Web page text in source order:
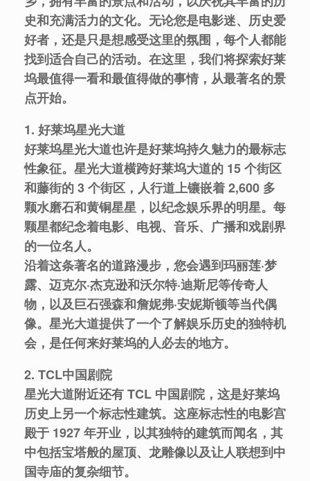
史和充满活力的文化。无论您是电影迷、历史爱
好者，还是只是想感受这里的氛围，每个人都能
找到适合自己的活动。在这里，我们将探索好莱
坞最值得一看和最值得做的事情，从最著名的景
点开始。
1. 好莱坞星光大道
好莱坞星光大道也许是好莱坞持久魅力的最标志
性象征。星光大道横跨好莱坞大道的 15 个街区
和藤街的 3 个街区，人行道上镶嵌着 2,600 多
颗水磨石和黄铜星星，以纪念娱乐界的明星。每
颗星都纪念着电影、电视、音乐、广播和戏剧界
的一位名人。
沿着这条著名的道路漫步，您会遇到玛丽莲·梦
露、迈克尔·杰克逊和沃尔特·迪斯尼等传奇人
物，以及巨石强森和詹妮弗·安妮斯顿等当代偶
像。星光大道提供了一个了解娱乐历史的独特机
会，是任何来好莱坞的人必去的地方。
2. TCL中国剧院
星光大道附近还有 TCL 中国剧院，这是好莱坞
历史上另一个标志性建筑。这座标志性的电影宫
殿于 1927 年开业，以其独特的建筑而闻名，其
中包括宝塔般的屋顶、龙雕像以及让人联想到中
国寺庙的复杂细节。